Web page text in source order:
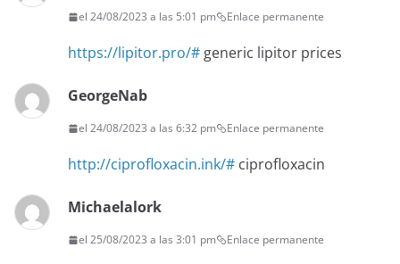
el 24/08/2023 a las 5:01 pm Enlace permanente
https://lipitor.pro/# generic lipitor prices
GeorgeNab
el 24/08/2023 a las 6:32 pm Enlace permanente
http://ciprofloxacin.ink/# ciprofloxacin
Michaelalork
el 25/08/2023 a las 3:01 pm Enlace permanente